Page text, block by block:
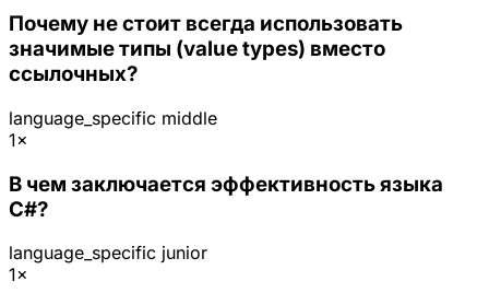
Почему не стоит всегда использовать
значимые типы (value types) вместо
ссылочных?
language_specific middle
1×
В чем заключается эффективность языка
C#?
language_specific junior
1×